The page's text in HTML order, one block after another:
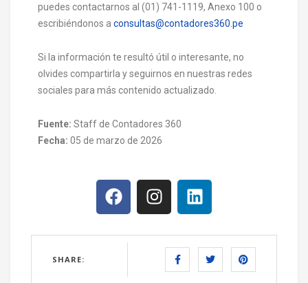
puedes contactarnos al (01) 741-1119, Anexo 100 o
escribiéndonos a consultas@contadores360.pe
Si la información te resultó útil o interesante, no
olvides compartirla y seguirnos en nuestras redes
sociales para más contenido actualizado.
Fuente: Staff de Contadores 360
Fecha: 05 de marzo de 2026
SHARE: